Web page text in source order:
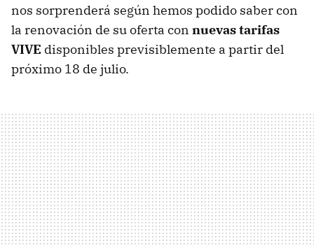
nos sorprenderá según hemos podido saber con
la renovación de su oferta con nuevas tarifas
VIVE disponibles previsiblemente a partir del
próximo 18 de julio.